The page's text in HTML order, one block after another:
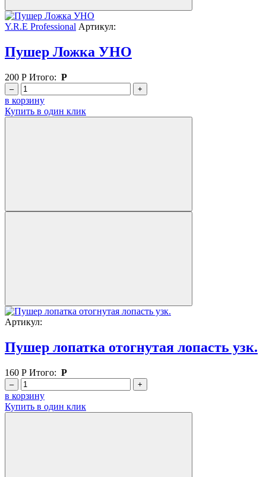
Y.R.E Professional Артикул:
Пушер Ложка УНО
200 Р Итого: Р
– +
в корзину
Купить в один клик
Артикул:
Пушер лопатка отогнутая лопасть узк.
160 Р Итого: Р
– +
в корзину
Купить в один клик